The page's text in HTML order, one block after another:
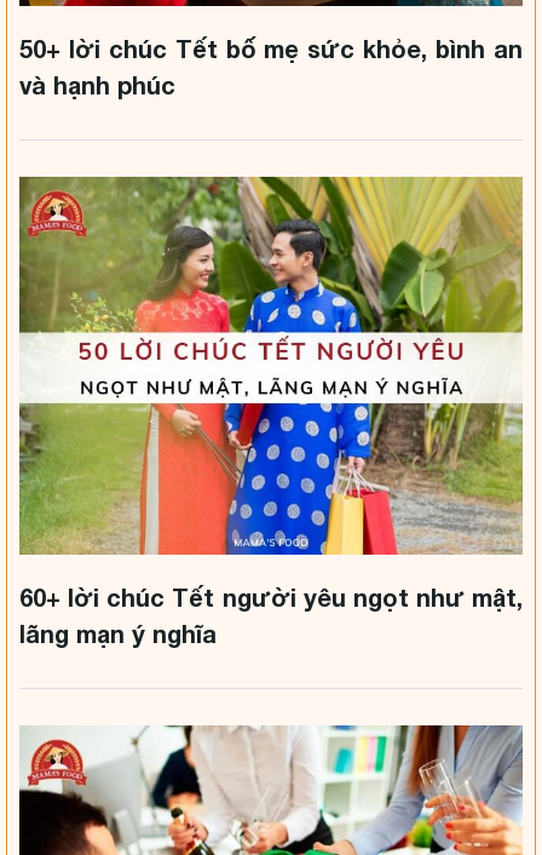
50+ lời chúc Tết bố mẹ sức khỏe, bình an
và hạnh phúc
60+ lời chúc Tết người yêu ngọt như mật,
lãng mạn ý nghĩa